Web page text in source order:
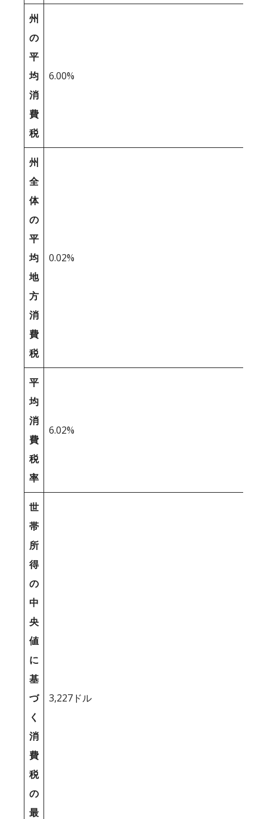
州
の
平
均
消
費
税
6.00%
州
全
体
の
平
均
地
方
消
費
税
0.02%
平
均
消
費
税
率
6.02%
世
帯
所
得
の
中
央
値
に
基
づ
く
消
費
税
の
最
3,227ドル